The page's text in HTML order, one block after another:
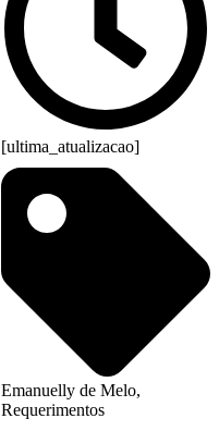
[ultima_atualizacao]
Emanuelly de Melo,
Requerimentos